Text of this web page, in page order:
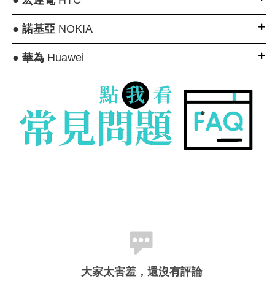
● 諾基亞NOKIA
● 華為Huawei
大家太害羞，還沒有評論